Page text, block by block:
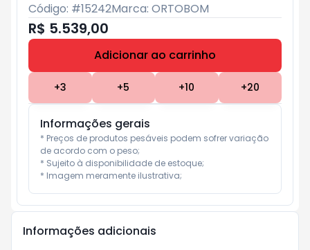
Código: #15242Marca: ORTOBOM
R$ 5.539,00
Adicionar ao carrinho
+3 +5 +10 +20
Informações gerais
* Preços de produtos pesáveis podem sofrer variação
de acordo com o peso;
* Sujeito à disponibilidade de estoque;
* Imagem meramente ilustrativa;
Informações adicionais